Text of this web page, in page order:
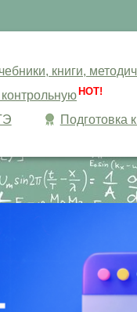
книги,
HOT!
Подготовка